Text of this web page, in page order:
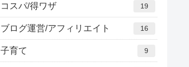
コスパ/得ワザ 19
ブログ運営/アフィリエイト 16
子育て 9